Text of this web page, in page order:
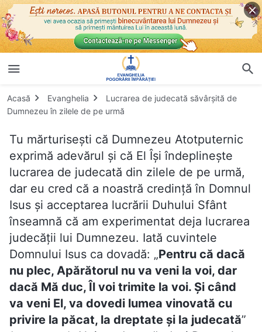
Acasă Evanghelia
Lucrarea de judecată săvârșită de
Dumnezeu în zilele de pe urmă
Tu mărturisești că Dumnezeu Atotputernic
exprimă adevărul și că El Își îndeplinește
lucrarea de judecată din zilele de pe urmă,
dar eu cred că a noastră credință în Domnul
Isus și acceptarea lucrării Duhului Sfânt
înseamnă că am experimentat deja lucrarea
judecății lui Dumnezeu. Iată cuvintele
Domnului Isus ca dovadă: „Pentru că dacă
nu plec, Apărătorul nu va veni la voi, dar
dacă Mă duc, Îl voi trimite la voi. Și când
va veni El, va dovedi lumea vinovată cu
privire la păcat, la dreptate și la judecată”